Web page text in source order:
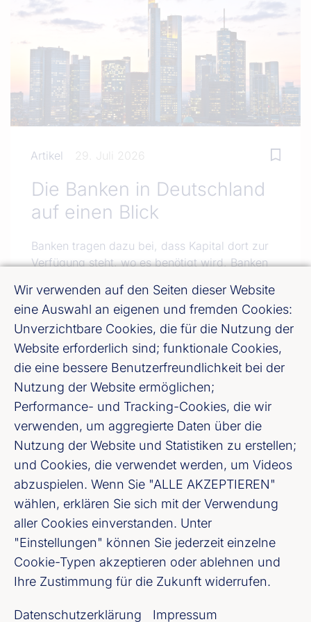
Artikel 29. Juli 2026
Die Banken in Deutschland
auf einen Blick
Banken tragen dazu bei, dass Kapital dort zur
Verfügung steht, wo es benötigt wird. Banken
Fortschritt. Ob es sich um Unternehmen,
Vereine oder öffentliche Kunden handelt, um
Arbeitnehmer, Rentner, Selbstständige oder um
Studierende: Banken stehen ihren Kundinnen
und Kunden zur Seite und helfen ihnen, ihre
finanziellen Ziele zu erreichen.
Wir verwenden auf den Seiten dieser Website
eine Auswahl an eigenen und fremden Cookies:
Unverzichtbare Cookies, die für die Nutzung der
Website erforderlich sind; funktionale Cookies,
die eine bessere Benutzerfreundlichkeit bei der
Nutzung der Website ermöglichen;
Performance- und Tracking-Cookies, die wir
verwenden, um aggregierte Daten über die
Nutzung der Website und Statistiken zu erstellen;
und Cookies, die verwendet werden, um Videos
abzuspielen. Wenn Sie "ALLE AKZEPTIEREN"
wählen, erklären Sie sich mit der Verwendung
aller Cookies einverstanden. Unter
"Einstellungen" können Sie jederzeit einzelne
Cookie-Typen akzeptieren oder ablehnen und
Ihre Zustimmung für die Zukunft widerrufen.
Datenschutzerklärung Impressum
Bundesverband deutscher Banken e. V.
Burgstraße 28, 10178 Berlin